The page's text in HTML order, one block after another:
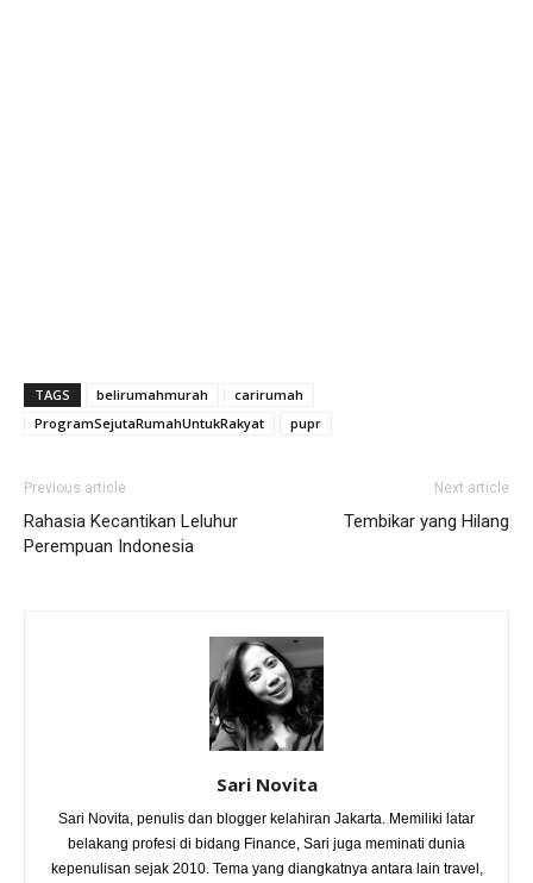
TAGS belirumahmurah
carirumah
ProgramSejutaRumahUntukRakyat
pupr
Previous article
Rahasia Kecantikan Leluhur
Perempuan Indonesia
Next article
Tembikar yang Hilang
Sari Novita
Sari Novita, penulis dan blogger kelahiran Jakarta. Memiliki latar
belakang profesi di bidang Finance, Sari juga meminati dunia
kepenulisan sejak 2010. Tema yang diangkatnya antara lain travel,